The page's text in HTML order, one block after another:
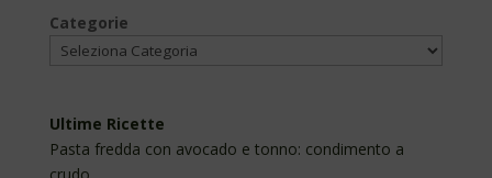
Categorie
Ultime Ricette
Pasta fredda con avocado e tonno: condimento a